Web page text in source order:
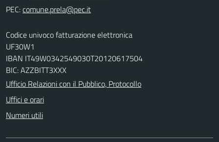
PEC:
Codice univoco fatturazione elettronica
UF30W1
IBAN IT49W0342549030T20120617504
BIC: AZZBITT3XXX
Ufficio Relazioni con il Pubblico, Protocollo
Uffici e orari
Numeri utili